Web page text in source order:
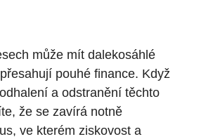
může mít dalekosáhlé
pouhé finance. Když
a odstranění těchto
že se zavírá notně
ve kterém ziskovost a